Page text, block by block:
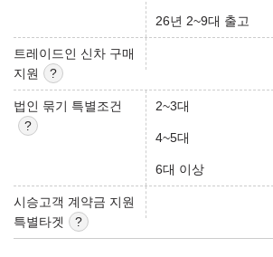
26년 2~9대 출고
트레이드인 신차 구매
지원
법인 묶기 특별조건 2~3대
4~5대
6대 이상
시승고객 계약금 지원
특별타겟